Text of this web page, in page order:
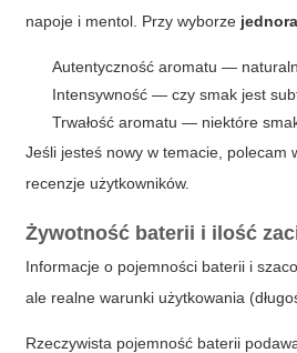
napoje i mentol. Przy wyborze
Autentyczność aromatu —
Intensywność — czy smak jest
Trwałość aromatu — niektóre
Jeśli jesteś nowy w temacie, polecam
recenzje użytkowników.
Żywotność baterii i ilość
Informacje o pojemności baterii i
ale realne warunki użytkowania
Rzeczywista pojemność baterii